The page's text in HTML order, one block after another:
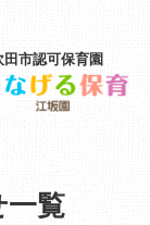
田市認可保育園
覧